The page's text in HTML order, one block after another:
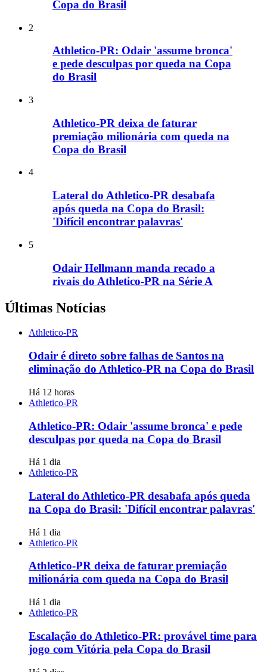
Copa do Brasil
2
Athletico-PR: Odair 'assume bronca'
e pede desculpas por queda na Copa
do Brasil
3
Athletico-PR deixa de faturar
premiação milionária com queda na
Copa do Brasil
4
Lateral do Athletico-PR desabafa
após queda na Copa do Brasil:
'Difícil encontrar palavras'
5
Odair Hellmann manda recado a
rivais do Athletico-PR na Série A
Últimas Notícias
Athletico-PR
Odair é direto sobre falhas de Santos na
eliminação do Athletico-PR na Copa do Brasil
Há 12 horas
Athletico-PR
Athletico-PR: Odair 'assume bronca' e pede
desculpas por queda na Copa do Brasil
Há 1 dia
Athletico-PR
Lateral do Athletico-PR desabafa após queda
na Copa do Brasil: 'Difícil encontrar palavras'
Há 1 dia
Athletico-PR
Athletico-PR deixa de faturar premiação
milionária com queda na Copa do Brasil
Há 1 dia
Athletico-PR
Escalação do Athletico-PR: provável time para
jogo com Vitória pela Copa do Brasil